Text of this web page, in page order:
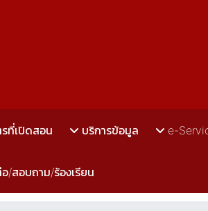
ที่เปิดสอน บริการข้อมูล e-
สอบถาม/ร้องเรียน